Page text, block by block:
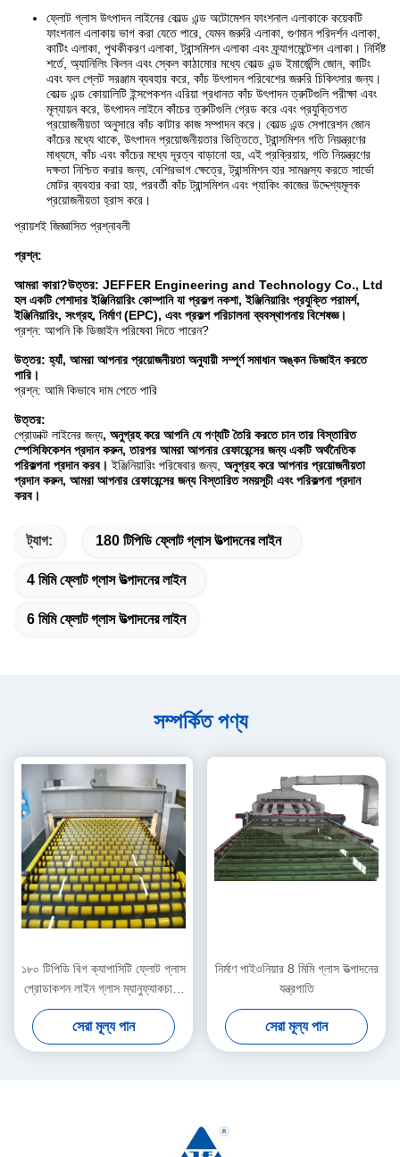
ফ্লোট গ্লাস উৎপাদন লাইনের কোল্ড এন্ড অটোমেশন ফাংশনাল এলাকাকে কয়েকটি
ফাংশনাল এলাকায় ভাগ করা যেতে পারে, যেমন জরুরি এলাকা, গুণমান পরিদর্শন এলাকা,
কাটিং এলাকা, পৃথকীকরণ এলাকা, ট্রান্সমিশন এলাকা এবং ফ্র্যাগমেন্টেশন এলাকা। নির্দিষ্ট
শর্তে, অ্যানিলিং কিলন এবং স্কেল কাঠামোর মধ্যে কোল্ড এন্ড ইমার্জেন্সি জোন, কাটিং
এবং ফল প্লেট সরঞ্জাম ব্যবহার করে, কাঁচ উৎপাদন পরিবেশের জরুরি চিকিৎসার জন্য।
কোল্ড এন্ড কোয়ালিটি ইন্সপেকশন এরিয়া প্রধানত কাঁচ উৎপাদন ত্রুটিগুলি পরীক্ষা এবং
মূল্যায়ন করে, উৎপাদন লাইনে কাঁচের ত্রুটিগুলি গ্রেড করে এবং প্রযুক্তিগত
প্রয়োজনীয়তা অনুসারে কাঁচ কাটার কাজ সম্পাদন করে। কোল্ড এন্ড সেপারেশন জোন
কাঁচের মধ্যে থাকে, উৎপাদন প্রয়োজনীয়তার ভিত্তিতে, ট্রান্সমিশন গতি নিয়ন্ত্রণের
মাধ্যমে, কাঁচ এবং কাঁচের মধ্যে দূরত্ব বাড়ানো হয়, এই প্রক্রিয়ায়, গতি নিয়ন্ত্রণের
দক্ষতা নিশ্চিত করার জন্য, বেশিরভাগ ক্ষেত্রে, ট্রান্সমিশন হার সামঞ্জস্য করতে সার্ভো
মোটর ব্যবহার করা হয়, পরবর্তী কাঁচ ট্রান্সমিশন এবং প্যাকিং কাজের উদ্দেশ্যমূলক
প্রয়োজনীয়তা হ্রাস করে।
প্রায়শই জিজ্ঞাসিত প্রশ্নাবলী
প্রশ্ন:
আমরা কারা?উত্তর: JEFFER Engineering and Technology Co., Ltd
হল একটি পেশাদার ইঞ্জিনিয়ারিং কোম্পানি যা প্রকল্প নকশা, ইঞ্জিনিয়ারিং প্রযুক্তি পরামর্শ,
ইঞ্জিনিয়ারিং, সংগ্রহ, নির্মাণ (EPC), এবং প্রকল্প পরিচালনা ব্যবস্থাপনায় বিশেষজ্ঞ।
প্রশ্ন: আপনি কি ডিজাইন পরিষেবা দিতে পারেন?
উত্তর: হ্যাঁ, আমরা আপনার প্রয়োজনীয়তা অনুযায়ী সম্পূর্ণ সমাধান অঙ্কন ডিজাইন করতে
পারি।
প্রশ্ন: আমি কিভাবে দাম পেতে পারি
উত্তর:
প্রোডাক্ট লাইনের জন্য, অনুগ্রহ করে আপনি যে পণ্যটি তৈরি করতে চান তার বিস্তারিত
স্পেসিফিকেশন প্রদান করুন, তারপর আমরা আপনার রেফারেন্সের জন্য একটি অর্থনৈতিক
পরিকল্পনা প্রদান করব।ইঞ্জিনিয়ারিং পরিষেবার জন্য, অনুগ্রহ করে আপনার প্রয়োজনীয়তা
প্রদান করুন, আমরা আপনার রেফারেন্সের জন্য বিস্তারিত সময়সূচী এবং পরিকল্পনা প্রদান
করব।
ট্যাগ: 180 টিপিডি ফ্লোট গ্লাস উত্পাদনের লাইন
4 মিমি ফ্লোট গ্লাস উত্পাদনের লাইন
6 মিমি ফ্লোট গ্লাস উত্পাদনের লাইন
সম্পর্কিত পণ্য
১৮০ টিপিডি বিগ ক্যাপাসিটি ফ্লোট গ্লাস
প্রোডাকশন লাইন গ্লাস ম্যানুফ্যাকচারিং
মেশিন
সেরা মূল্য পান
নির্মাণ পাইওনিয়ার 8 মিমি গ্লাস উত্পাদনের
যন্ত্রপাতি
সেরা মূল্য পান